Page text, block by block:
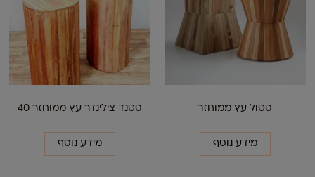
סטול עץ ממוחזר
מידע נוסף
סטנד צילינדר עץ ממוחזר 40
מידע נוסף